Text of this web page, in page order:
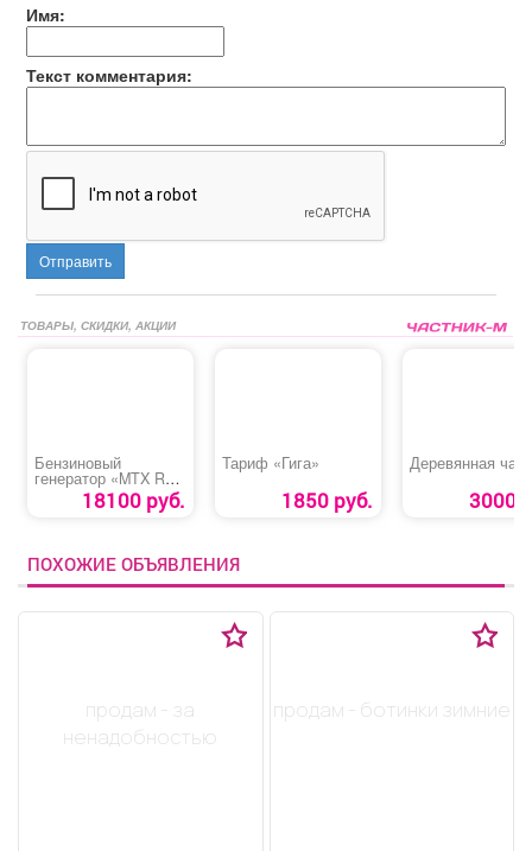
Имя:
Текст комментария:
Отправить
ТОВАРЫ, СКИДКИ, АКЦИИ
Бензиновый
генератор «MTX RS-
3500» 18100 руб.
Тариф «Гига»
1850 руб.
Деревянная
3000
ПОХОЖИЕ ОБЪЯВЛЕНИЯ
продам - за
ненадобностью
продам - ботинки зимние